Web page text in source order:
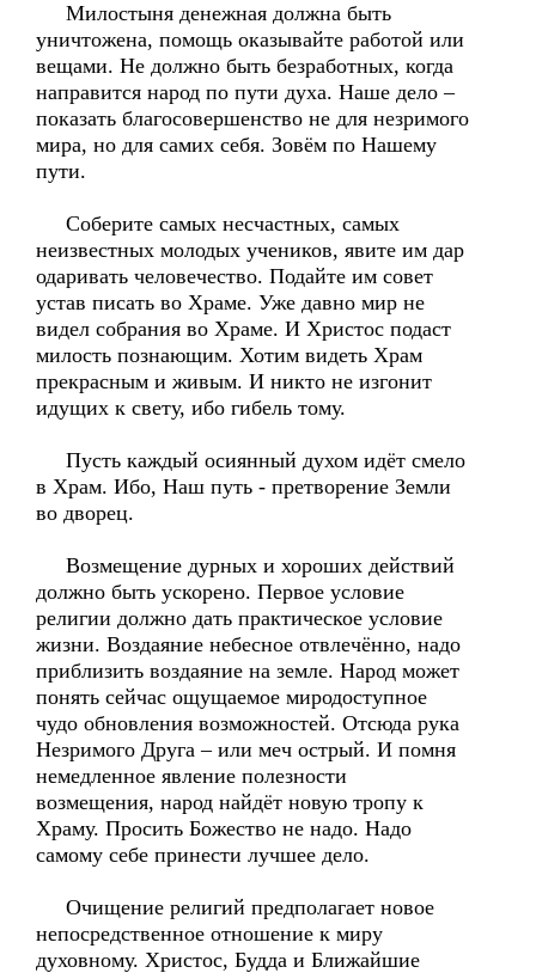
Милостыня денежная должна быть
уничтожена, помощь оказывайте работой или
вещами. Не должно быть безработных, когда
направится народ по пути духа. Наше дело –
показать благосовершенство не для незримого
мира, но для самих себя. Зовём по Нашему
пути.
Соберите самых несчастных, самых
неизвестных молодых учеников, явите им дар
одаривать человечество. Подайте им совет
устав писать во Храме. Уже давно мир не
видел собрания во Храме. И Христос подаст
милость познающим. Хотим видеть Храм
прекрасным и живым. И никто не изгонит
идущих к свету, ибо гибель тому.
Пусть каждый осиянный духом идёт смело
в Храм. Ибо, Наш путь - претворение Земли
во дворец.
Возмещение дурных и хороших действий
должно быть ускорено. Первое условие
религии должно дать практическое условие
жизни. Воздаяние небесное отвлечённо, надо
приблизить воздаяние на земле. Народ может
понять сейчас ощущаемое миродоступное
чудо обновления возможностей. Отсюда рука
Незримого Друга – или меч острый. И помня
немедленное явление полезности
возмещения, народ найдёт новую тропу к
Храму. Просить Божество не надо. Надо
самому себе принести лучшее дело.
Очищение религий предполагает новое
непосредственное отношение к миру
духовному. Христос, Будда и Ближайшие